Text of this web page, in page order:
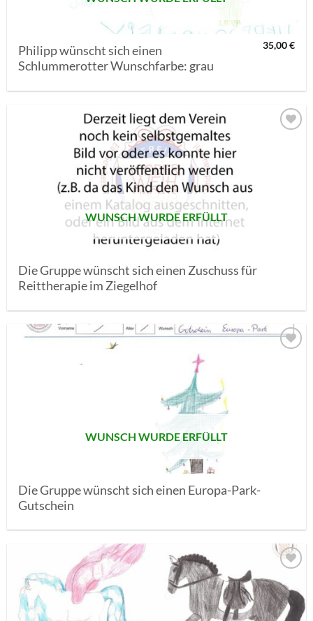
Philipp wünscht sich einen
Schlummerotter Wunschfarbe: grau
35,00€
WUNSCH WURDE ERFÜLLT
Die Gruppe wünscht sich einen Zuschuss für
Reittherapie im Ziegelhof
WUNSCH WURDE ERFÜLLT
Die Gruppe wünscht sich einen Europa-Park-
Gutschein
AUF MEINE
MERKLISTE
SETZEN